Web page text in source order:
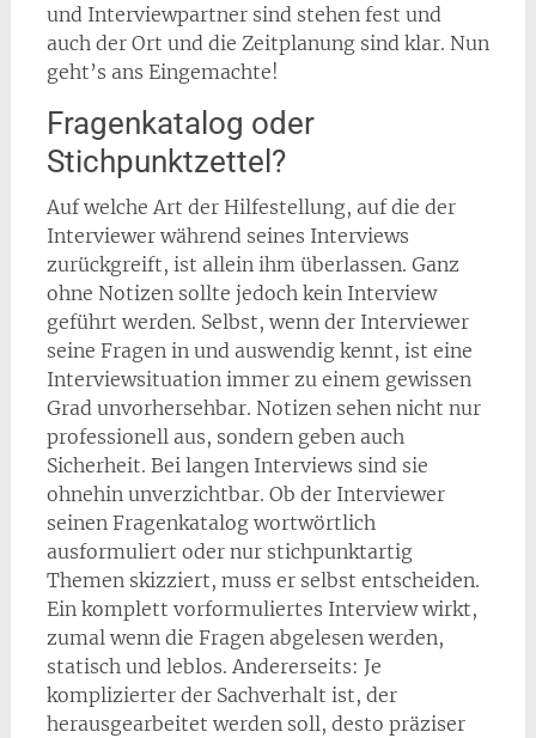
und Interviewpartner sind stehen fest und
auch der Ort und die Zeitplanung sind klar. Nun
geht’s ans Eingemachte!
Fragenkatalog oder
Stichpunktzettel?
Auf welche Art der Hilfestellung, auf die der
Interviewer während seines Interviews
zurückgreift, ist allein ihm überlassen. Ganz
ohne Notizen sollte jedoch kein Interview
geführt werden. Selbst, wenn der Interviewer
seine Fragen in und auswendig kennt, ist eine
Interviewsituation immer zu einem gewissen
Grad unvorhersehbar. Notizen sehen nicht nur
professionell aus, sondern geben auch
Sicherheit. Bei langen Interviews sind sie
ohnehin unverzichtbar. Ob der Interviewer
seinen Fragenkatalog wortwörtlich
ausformuliert oder nur stichpunktartig
Themen skizziert, muss er selbst entscheiden.
Ein komplett vorformuliertes Interview wirkt,
zumal wenn die Fragen abgelesen werden,
statisch und leblos. Andererseits: Je
komplizierter der Sachverhalt ist, der
herausgearbeitet werden soll, desto präziser